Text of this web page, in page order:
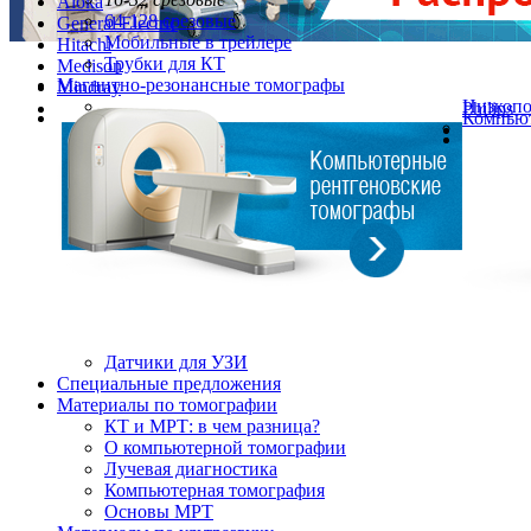
General Electric
Hitachi
Medison
Mindray
Philips
64-128 срезовые
Мобильные в трейлере
Трубки для КТ
Магнитно-резонансные томографы
Датчики для УЗИ
Cпециальные предложения
Материалы по томографии
КТ и МРТ: в чем разница?
О компьютерной томографии
Лучевая диагностика
Компьютерная томография
Основы МРТ